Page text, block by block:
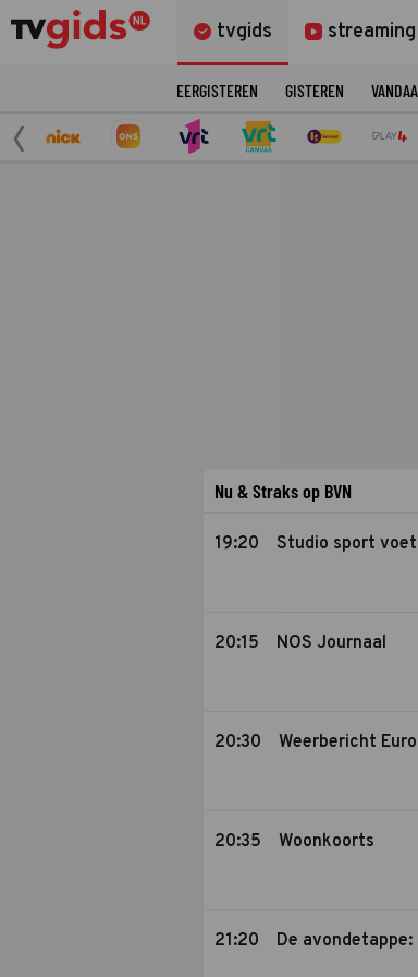
tvgids streaming
EERGISTEREN GISTEREN
Nu & Straks op BVN
19:20 Studio sport
20:15 NOS Journaal
20:30 Weerbericht
20:35 Woonkoorts
21:20 De avondetappe: